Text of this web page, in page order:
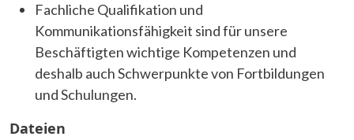
Fachliche Qualifikation und
Kommunikationsfähigkeit sind für unsere
Beschäftigten wichtige Kompetenzen und
deshalb auch Schwerpunkte von Fortbildungen
und Schulungen.
Dateien